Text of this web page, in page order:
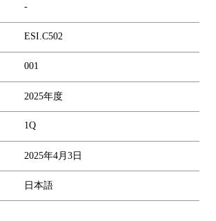
-
ESI.C502
001
2025年度
1Q
2025年4月3日
日本語